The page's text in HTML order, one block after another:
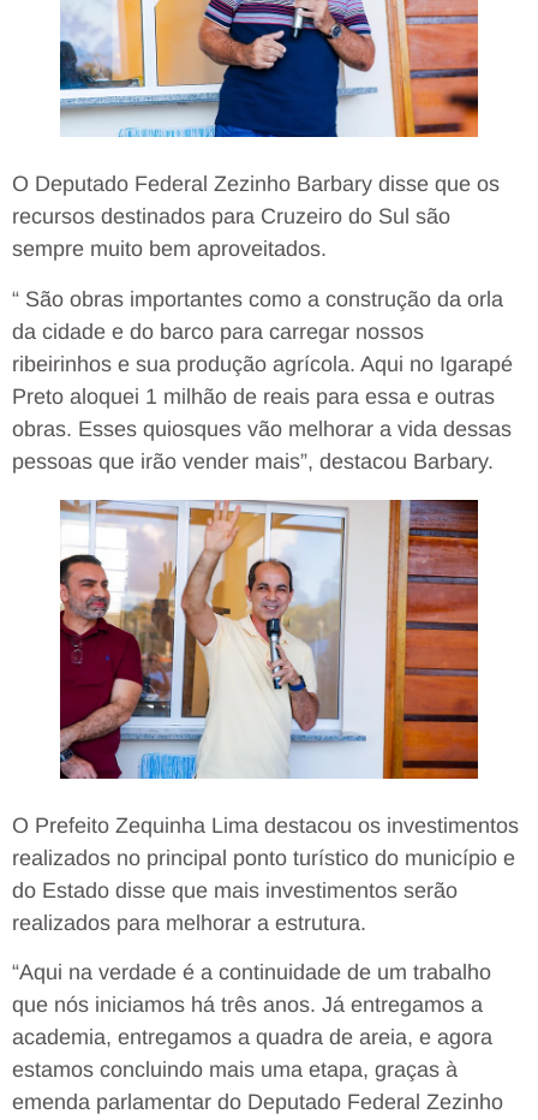
O Deputado Federal Zezinho Barbary disse que os
recursos destinados para Cruzeiro do Sul são
sempre muito bem aproveitados.
“ São obras importantes como a construção da orla
da cidade e do barco para carregar nossos
ribeirinhos e sua produção agrícola. Aqui no Igarapé
Preto aloquei 1 milhão de reais para essa e outras
obras. Esses quiosques vão melhorar a vida dessas
pessoas que irão vender mais”, destacou Barbary.
O Prefeito Zequinha Lima destacou os investimentos
realizados no principal ponto turístico do município e
do Estado disse que mais investimentos serão
realizados para melhorar a estrutura.
“Aqui na verdade é a continuidade de um trabalho
que nós iniciamos há três anos. Já entregamos a
academia, entregamos a quadra de areia, e agora
estamos concluindo mais uma etapa, graças à
emenda parlamentar do Deputado Federal Zezinho